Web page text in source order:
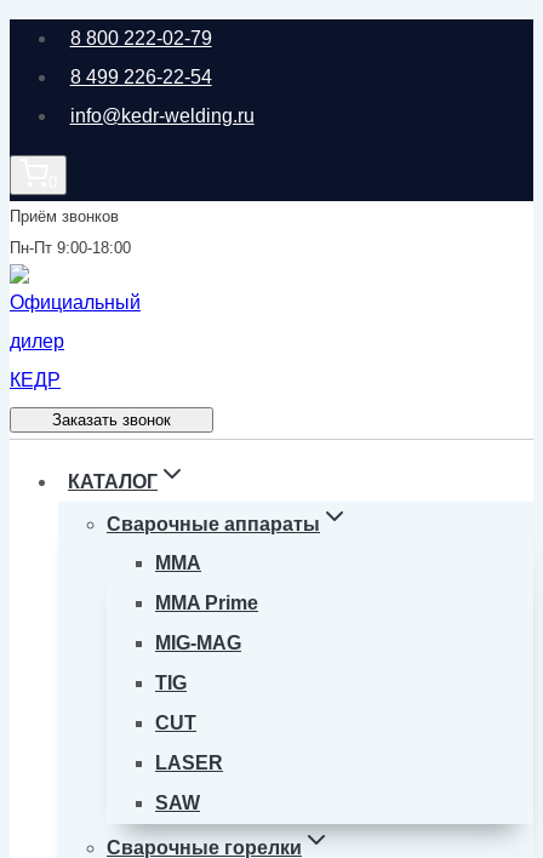
Перейти
содержимому
8 800 222-02-79
8 499 226-22-54
info@kedr-welding.ru
Приём звонков
Пн-Пт 9:00-18:00
Заказать звонок
КАТАЛОГ
Сварочные аппараты
MMA
MMA Prime
MIG-MAG
TIG
CUT
LASER
SAW
Сварочные горелки